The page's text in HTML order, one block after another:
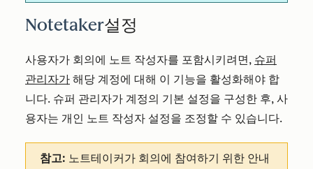
Notetaker설정
사용자가 회의에 노트 작성자를 포함시키려면, 슈퍼
관리자가 해당 계정에 대해 이 기능을 활성화해야 합
니다. 슈퍼 관리자가 계정의 기본 설정을 구성한 후, 사
용자는 개인 노트 작성자 설정을 조정할 수 있습니다.
참고: 노트테이커가 회의에 참여하기 위한 안내